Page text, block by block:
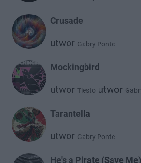
Crusade
utwor Gabry Ponte
Mockingbird
utwor Tiesto utwor
Tarantella
utwor Gabry Ponte
He's a Pirate (Save Me)